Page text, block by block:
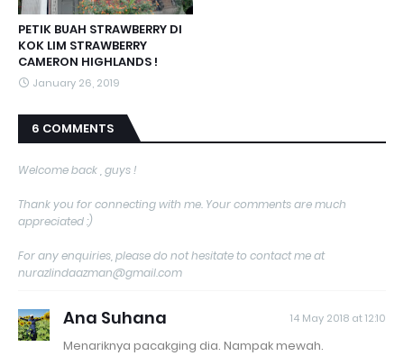
PETIK BUAH STRAWBERRY DI
KOK LIM STRAWBERRY
CAMERON HIGHLANDS !
January 26, 2019
6 COMMENTS
Welcome back , guys !
Thank you for connecting with me. Your comments are much
appreciated :)
For any enquiries, please do not hesitate to contact me at
nurazlindaazman@gmail.com
Ana Suhana 14 May 2018 at 12:10
Menariknya pacakging dia. Nampak mewah.